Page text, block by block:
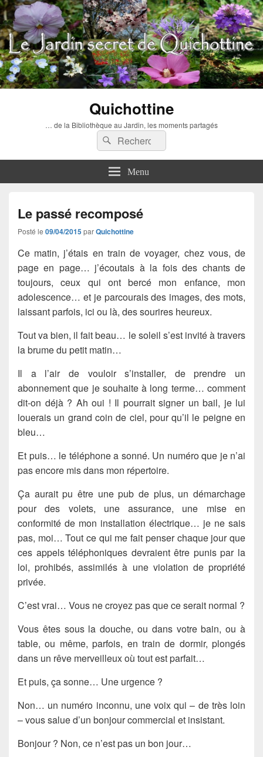
Quichottine
… de la Bibliothèque au Jardin, les moments partagés
Recherche :
Rechercher
Menu
Le passé recomposé
Posté le 09/04/2015parQuichottine
Ce matin, j’étais en train de voyager, chez vous, de
page en page… j’écoutais à la fois des chants de
toujours, ceux qui ont bercé mon enfance, mon
adolescence… et je parcourais des images, des mots,
laissant parfois, ici ou là, des sourires heureux.
Tout va bien, il fait beau… le soleil s’est invité à travers
la brume du petit matin…
Il a l’air de vouloir s’installer, de prendre un
abonnement que je souhaite à long terme… comment
dit-on déjà ? Ah oui ! Il pourrait signer un bail, je lui
louerais un grand coin de ciel, pour qu’il le peigne en
bleu…
Et puis… le téléphone a sonné. Un numéro que je n’ai
pas encore mis dans mon répertoire.
Ça aurait pu être une pub de plus, un démarchage
pour des volets, une assurance, une mise en
conformité de mon installation électrique… je ne sais
pas, moi… Tout ce qui me fait penser chaque jour que
ces appels téléphoniques devraient être punis par la
loi, prohibés, assimilés à une violation de propriété
privée.
C’est vrai… Vous ne croyez pas que ce serait normal ?
Vous êtes sous la douche, ou dans votre bain, ou à
table, ou même, parfois, en train de dormir, plongés
dans un rêve merveilleux où tout est parfait…
Et puis, ça sonne… Une urgence ?
Non… un numéro inconnu, une voix qui – de très loin
– vous salue d’un bonjour commercial et insistant.
Bonjour ? Non, ce n’est pas un bon jour…